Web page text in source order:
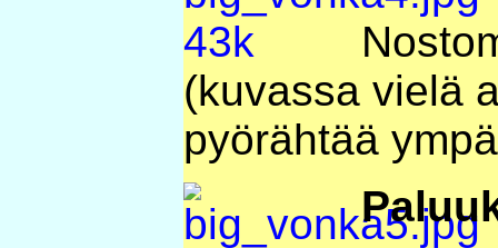
(kuvassa vielä
pyörähtää